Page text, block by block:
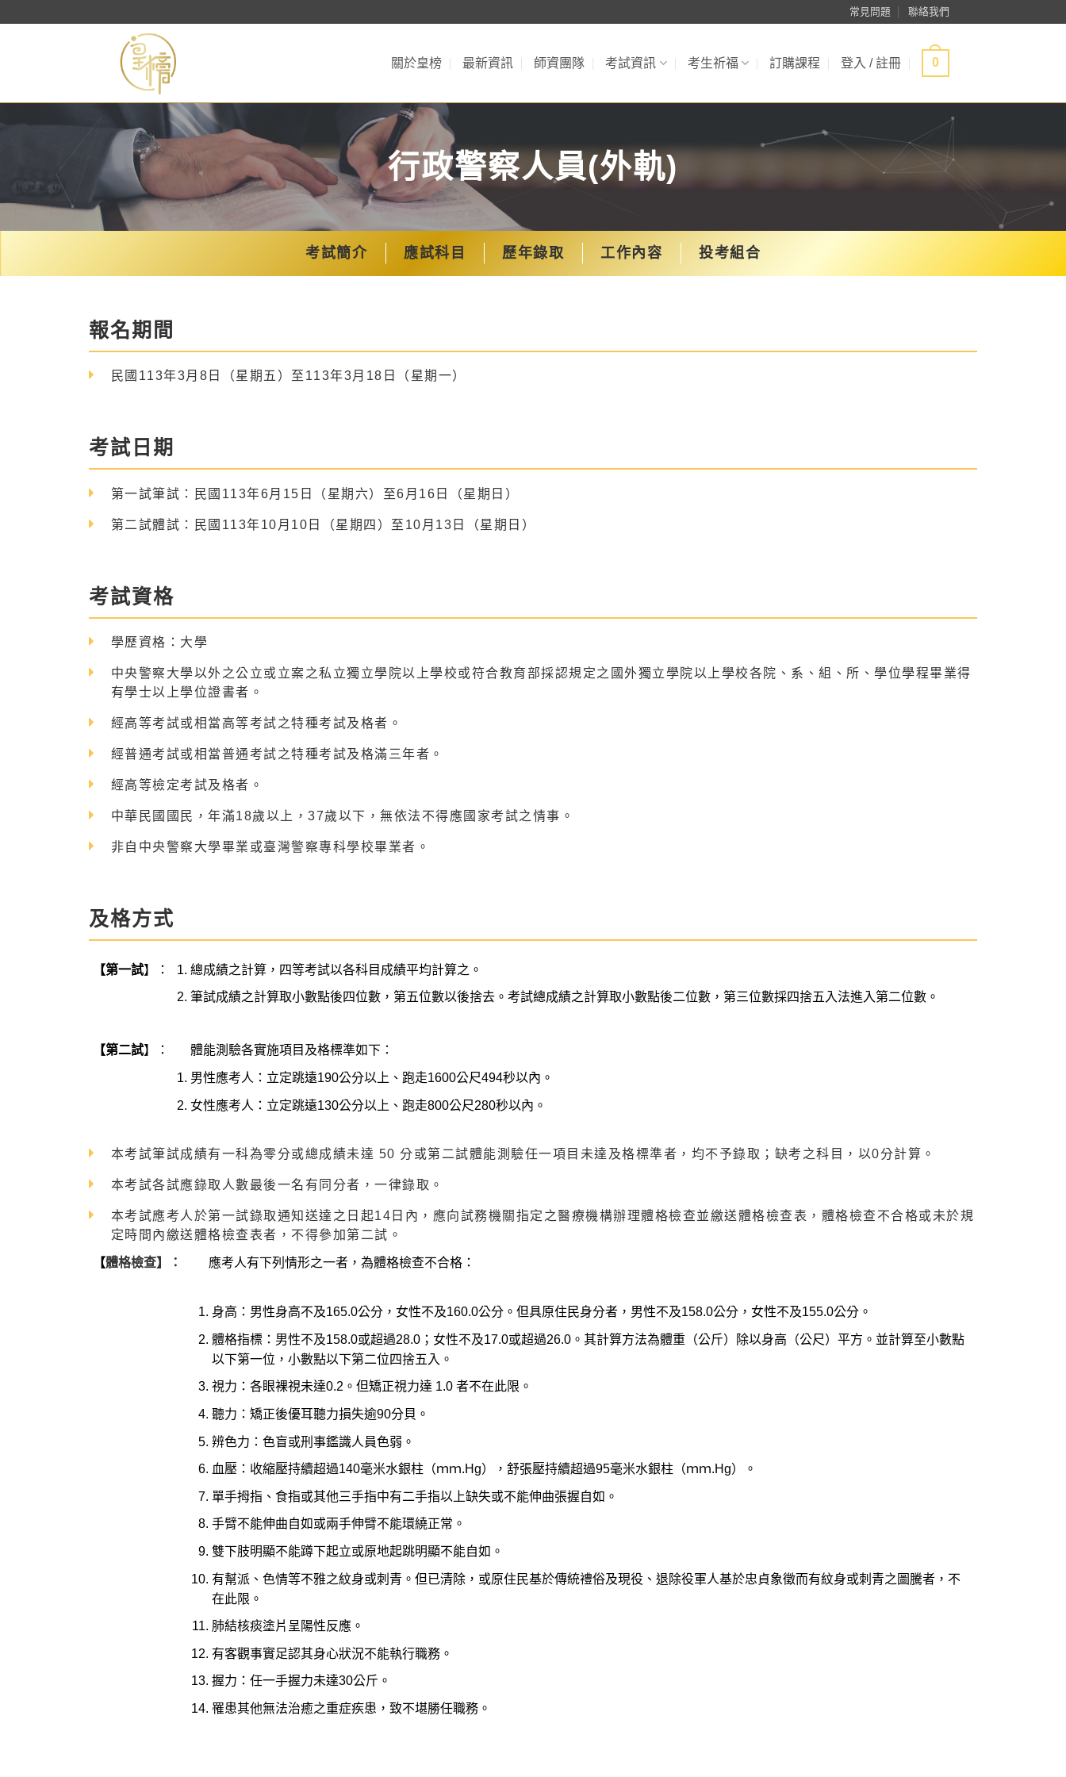
常見問題 聯絡我們
關於皇榜 最新資訊 師資團隊 考試資訊 考生祈福 訂購課程 登入 / 註冊 0
行政警察人員(外軌)
考試簡介 應試科目 歷年錄取 工作內容 投考組合
報名期間
民國113年3月8日（星期五）至113年3月18日（星期一）
考試日期
第一試筆試：民國113年6月15日（星期六）至6月16日（星期日）
第二試體試：民國113年10月10日（星期四）至10月13日（星期日）
考試資格
學歷資格：大學
中央警察大學以外之公立或立案之私立獨立學院以上學校或符合教育部採認規定之國外獨立學院以上學校各院、系、組、所、學位學程畢業得
有學士以上學位證書者。
經高等考試或相當高等考試之特種考試及格者。
經普通考試或相當普通考試之特種考試及格滿三年者。
經高等檢定考試及格者。
中華民國國民，年滿18歲以上，37歲以下，無依法不得應國家考試之情事。
非自中央警察大學畢業或臺灣警察專科學校畢業者。
及格方式
【第一試】： 總成績之計算，四等考試以各科目成績平均計算之。
筆試成績之計算取小數點後四位數，第五位數以後捨去。考試總成績之計算取小數點後二位數，第三位數採四捨五入法進入第二位數。
【第二試】： 體能測驗各實施項目及格標準如下：
男性應考人：立定跳遠190公分以上、跑走1600公尺494秒以內。
女性應考人：立定跳遠130公分以上、跑走800公尺280秒以內。
本考試筆試成績有一科為零分或總成績未達 50 分或第二試體能測驗任一項目未達及格標準者，均不予錄取；缺考之科目，以0分計算。
本考試各試應錄取人數最後一名有同分者，一律錄取。
本考試應考人於第一試錄取通知送達之日起14日內，應向試務機關指定之醫療機構辦理體格檢查並繳送體格檢查表，體格檢查不合格或未於規
定時間內繳送體格檢查表者，不得參加第二試。
【體格檢查】： 應考人有下列情形之一者，為體格檢查不合格：
身高：男性身高不及165.0公分，女性不及160.0公分。但具原住民身分者，男性不及158.0公分，女性不及155.0公分。
體格指標：男性不及158.0或超過28.0；女性不及17.0或超過26.0。其計算方法為體重（公斤）除以身高（公尺）平方。並計算至小數點
以下第一位，小數點以下第二位四捨五入。
視力：各眼裸視未達0.2。但矯正視力達 1.0 者不在此限。
聽力：矯正後優耳聽力損失逾90分貝。
辨色力：色盲或刑事鑑識人員色弱。
血壓：收縮壓持續超過140毫米水銀柱（ｍｍ.Hg），舒張壓持續超過95毫米水銀柱（ｍｍ.Hg）。
單手拇指、食指或其他三手指中有二手指以上缺失或不能伸曲張握自如。
手臂不能伸曲自如或兩手伸臂不能環繞正常。
雙下肢明顯不能蹲下起立或原地起跳明顯不能自如。
有幫派、色情等不雅之紋身或刺青。但已清除，或原住民基於傳統禮俗及現役、退除役軍人基於忠貞象徵而有紋身或刺青之圖騰者，不
在此限。
肺結核痰塗片呈陽性反應。
有客觀事實足認其身心狀況不能執行職務。
握力：任一手握力未達30公斤。
罹患其他無法治癒之重症疾患，致不堪勝任職務。